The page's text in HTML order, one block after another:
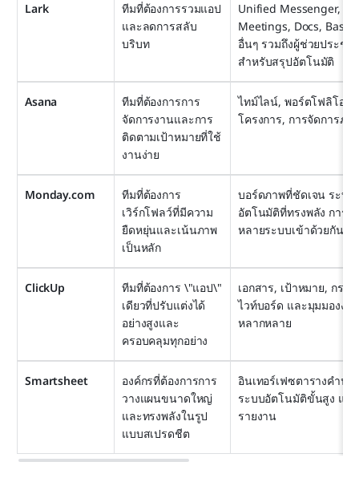
Lark
ทีมที่ต้องการรวมแอป
และลดการสลับ
บริบท
Unified Messenger,
Meetings, Docs, Base
อื่นๆ รวมถึงผู้ช่วยประชุม
สำหรับสรุปอัตโนมัติ
Asana
ทีมที่ต้องการการ
จัดการงานและการ
ติดตามเป้าหมายที่ใช้
งานง่าย
ไทม์ไลน์, พอร์ตโฟลิโอ
โครงการ, การจัดการภา
Monday.com
ทีมที่ต้องการ
เวิร์กโฟลว์ที่มีความ
ยืดหยุ่นและเน้นภาพ
เป็นหลัก
บอร์ดภาพที่ชัดเจน ระบบ
อัตโนมัติที่ทรงพลัง การร
หลายระบบเข้าด้วยกัน
ClickUp
ทีมที่ต้องการ \"แอป\"
เดียวที่ปรับแต่งได้
อย่างสูงและ
ครอบคลุมทุกอย่าง
เอกสาร, เป้าหมาย, กระ
ไวท์บอร์ด และมุมมองงา
หลากหลาย
Smartsheet
องค์กรที่ต้องการการ
วางแผนขนาดใหญ่
และทรงพลังในรูป
แบบสเปรดชีต
อินเทอร์เฟซตารางคำน
ระบบอัตโนมัติขั้นสูง แล
รายงาน